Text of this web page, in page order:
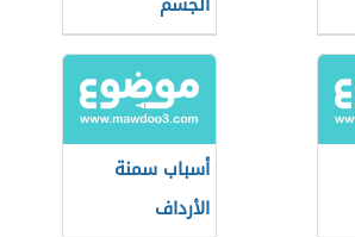
أسباب سمنة
الأرداف